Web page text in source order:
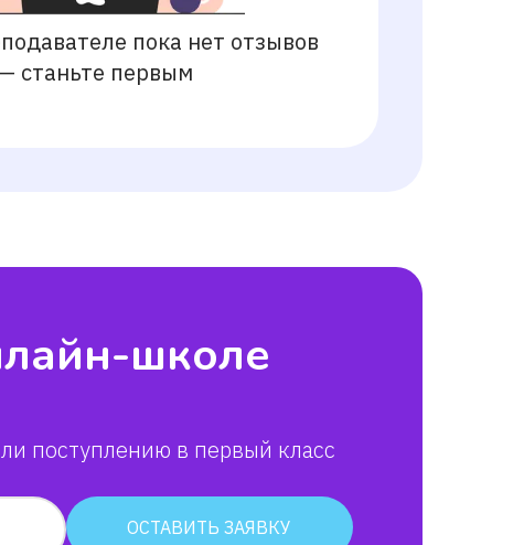
пока нет отзывов
— станьте первым
школе
поступлению в первый класс
ОСТАВИТЬ ЗАЯВКУ